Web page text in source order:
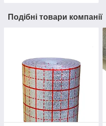
Подібні товари компанії